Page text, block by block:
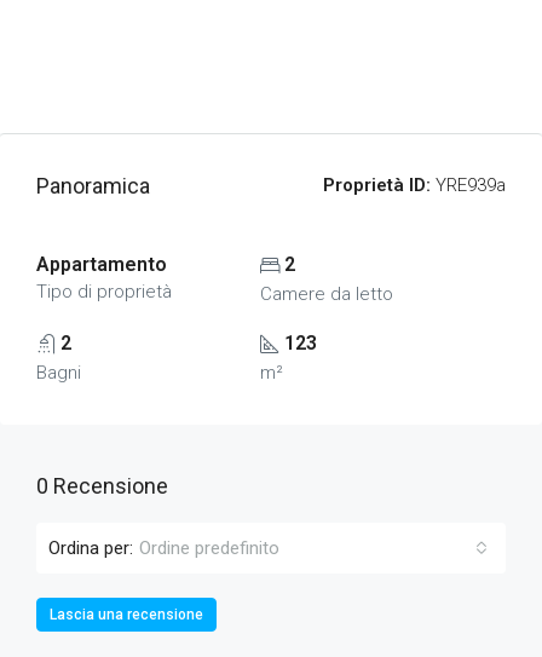
Panoramica Proprietà ID: YRE939a
Appartamento
Tipo di proprietà
2
Camere da letto
2
Bagni
123
m²
0 Recensione
Ordina per: Ordine predefinito
Lascia una recensione